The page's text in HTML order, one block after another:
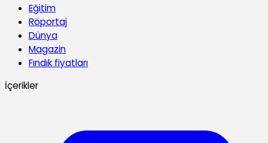
Eğitim
Röportaj
Dünya
Magazin
Fındık fiyatları
İçerikler